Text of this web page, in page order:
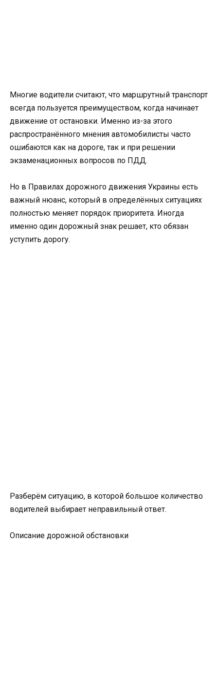
Многие водители считают, что маршрутный транспорт
всегда пользуется преимуществом, когда начинает
движение от остановки. Именно из-за этого
распространённого мнения автомобилисты часто
ошибаются как на дороге, так и при решении
экзаменационных вопросов по ПДД.
Но в Правилах дорожного движения Украины есть
важный нюанс, который в определённых ситуациях
полностью меняет порядок приоритета. Иногда
именно один дорожный знак решает, кто обязан
уступить дорогу.
Разберём ситуацию, в которой большое количество
водителей выбирает неправильный ответ.
Описание дорожной обстановки